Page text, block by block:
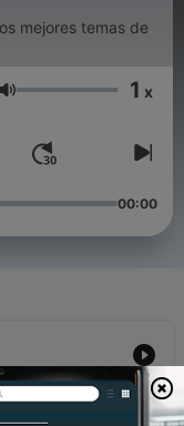
mejores temas de
Volumen 1 x
00:00